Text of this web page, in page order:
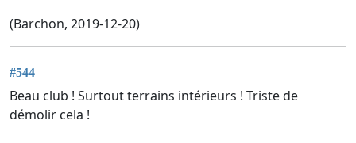
(Barchon, 2019-12-20)
#544
Beau club ! Surtout terrains intérieurs ! Triste de
démolir cela !